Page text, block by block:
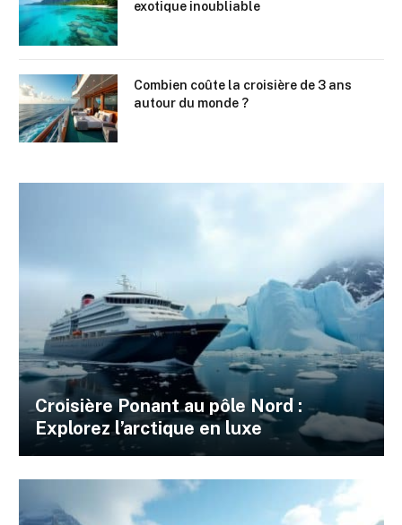
exotique inoubliable
Combien coûte la croisière de 3 ans
autour du monde ?
Croisière Ponant au pôle Nord :
Explorez l’arctique en luxe